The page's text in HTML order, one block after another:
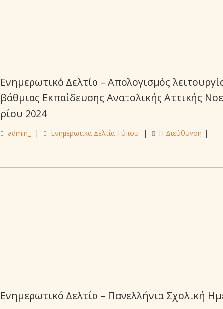
Ενημερωτικό Δελτίο – Απολογισμός
βάθμιας Εκπαίδευσης Ανατολικής Αττικής
ρίου 2024
admin_ | Ενημερωτικά Δελτία Τύπου | Η Διεύθυνση |
Ενημερωτικό Δελτίο – Πανελλήνια Σχολική